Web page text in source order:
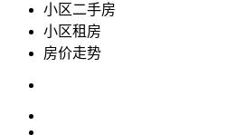
小区二手房
小区租房
房价走势